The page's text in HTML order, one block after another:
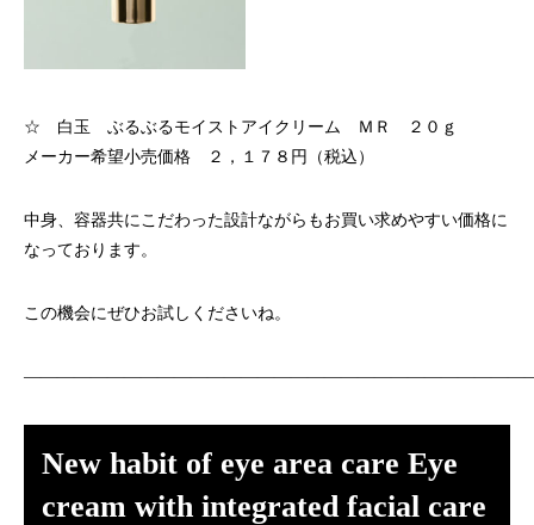
☆ 白玉 ぶるぶるモイストアイクリーム ＭＲ ２０ｇ
メーカー希望小売価格 ２，１７８円（税込）
中身、容器共にこだわった設計ながらもお買い求めやすい価格に
なっております。
この機会にぜひお試しくださいね。
New habit of eye area care Eye
cream with integrated facial care